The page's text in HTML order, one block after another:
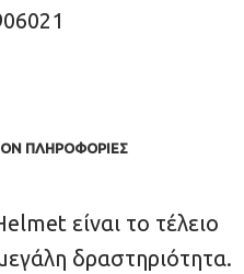
ΠΛΗΡΟΦΟΡΊΕΣ
είναι το τέλειο
δραστηριότητα.